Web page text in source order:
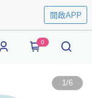
開啟APP
0
1/6